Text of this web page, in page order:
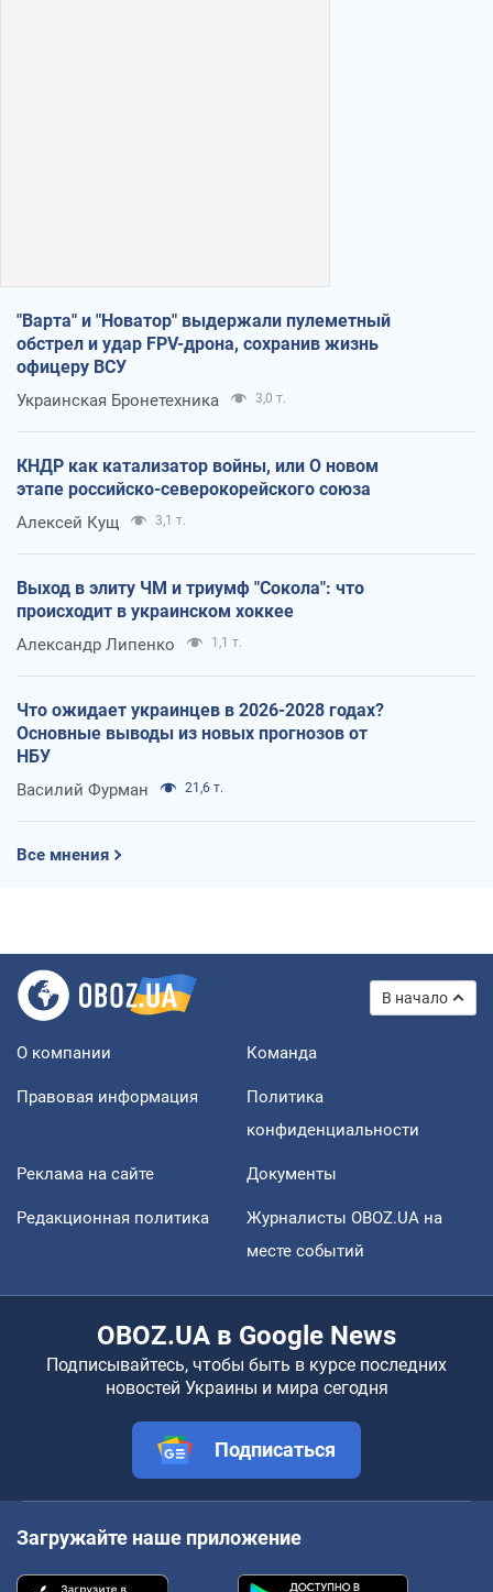
"Варта" и "Новатор" выдержали пулеметный
обстрел и удар FPV-дрона, сохранив жизнь
офицеру ВСУ
Украинская Бронетехника 3,0 т.
КНДР как катализатор войны, или О новом
этапе российско-северокорейского союза
Алексей Кущ 3,1 т.
Выход в элиту ЧМ и триумф "Сокола": что
происходит в украинском хоккее
Александр Липенко 1,1 т.
Что ожидает украинцев в 2026-2028 годах?
Основные выводы из новых прогнозов от
НБУ
Василий Фурман 21,6 т.
Все мнения
В начало
О компании Команда
Правовая информация
Политика
конфиденциальности
Реклама на сайте Документы
Редакционная политика
Журналисты OBOZ.UA на
месте событий
OBOZ.UA в Google News
Подписывайтесь, чтобы быть в курсе последних
новостей Украины и мира сегодня
Подписаться
Загружайте наше приложение